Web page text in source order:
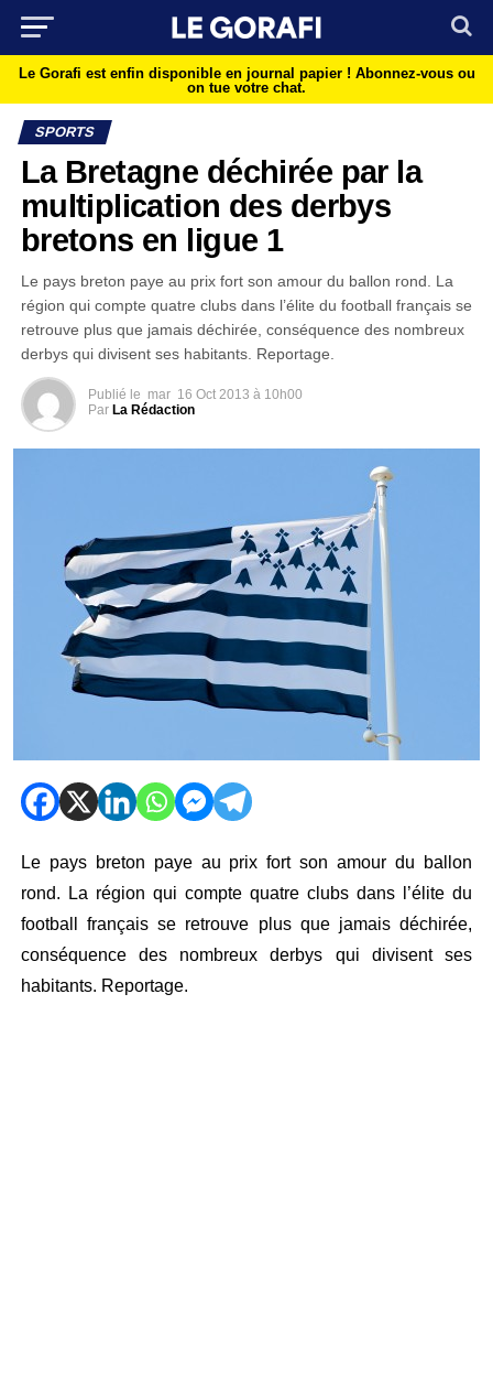
Le Gorafi est enfin disponible en journal papier ! Abonnez-vous ou
on tue votre chat.
SPORTS
La Bretagne déchirée par la
multiplication des derbys
bretons en ligue 1
Le pays breton paye au prix fort son amour du ballon rond. La
région qui compte quatre clubs dans l’élite du football français se
retrouve plus que jamais déchirée, conséquence des nombreux
derbys qui divisent ses habitants. Reportage.
Publié le mar 16 Oct 2013 à 10h00
Par La Rédaction
Le pays breton paye au prix fort son amour du ballon
rond. La région qui compte quatre clubs dans l’élite du
football français se retrouve plus que jamais déchirée,
conséquence des nombreux derbys qui divisent ses
habitants. Reportage.